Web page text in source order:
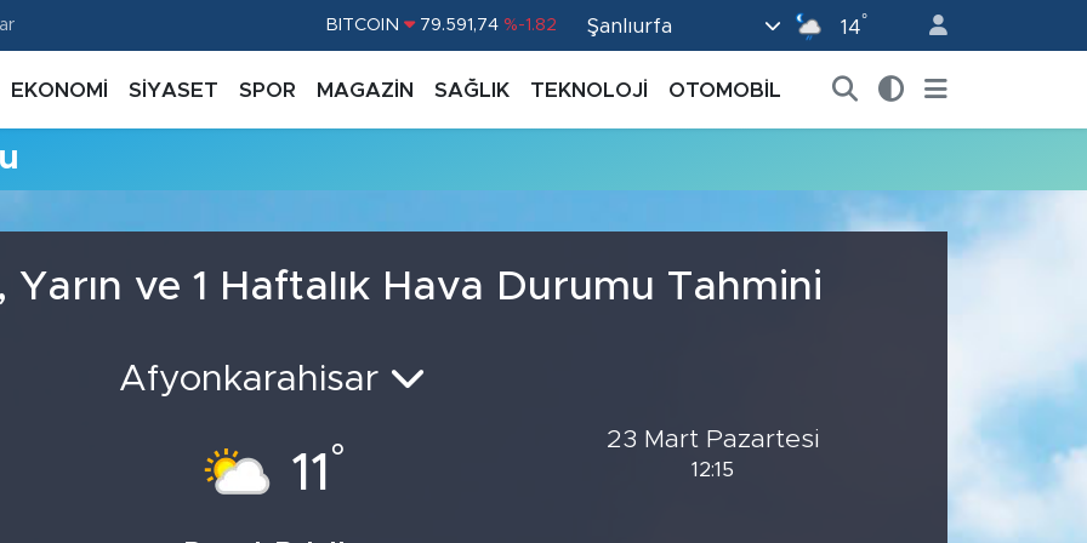
BITCOIN 79.591,74 %-1.82 Şanlıurfa 14°
EKONOMİ SİYASET SPOR MAGAZİN SAĞLIK TEKNOLOJİ OTOMOBİL
Yarın ve 1 Haftalık Hava Durumu Tahmini
Afyonkarahisar
11 °
23 Mart Pazartesi
12:15